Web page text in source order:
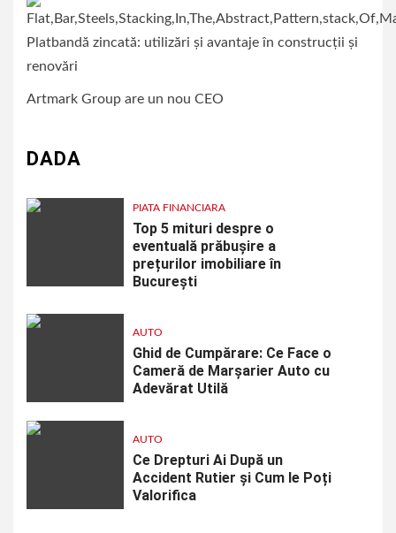
Platbandă zincată: utilizări și avantaje în construcții și
renovări
Artmark Group are un nou CEO
DADA
PIATA FINANCIARA
Top 5 mituri despre o
eventuală prăbușire a
prețurilor imobiliare în
București
AUTO
Ghid de Cumpărare: Ce Face o
Cameră de Marșarier Auto cu
Adevărat Utilă
AUTO
Ce Drepturi Ai După un
Accident Rutier și Cum le Poți
Valorifica